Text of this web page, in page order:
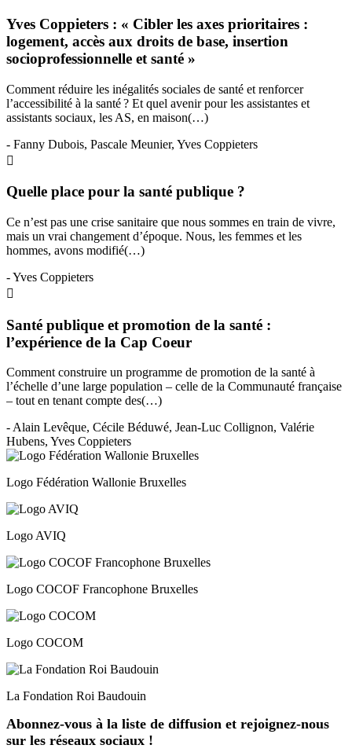
Yves Coppieters : « Cibler les axes prioritaires :
logement, accès aux droits de base, insertion
socioprofessionnelle et santé »
Comment réduire les inégalités sociales de santé et renforcer
l’accessibilité à la santé ? Et quel avenir pour les assistantes et
assistants sociaux, les AS, en maison(…)
- Fanny Dubois, Pascale Meunier, Yves Coppieters
Quelle place pour la santé publique ?
Ce n’est pas une crise sanitaire que nous sommes en train de vivre,
mais un vrai changement d’époque. Nous, les femmes et les
hommes, avons modifié(…)
- Yves Coppieters
Santé publique et promotion de la santé :
l’expérience de la Cap Coeur
Comment construire un programme de promotion de la santé à
l’échelle d’une large population – celle de la Communauté française
– tout en tenant compte des(…)
- Alain Levêque, Cécile Béduwé, Jean-Luc Collignon, Valérie
Hubens, Yves Coppieters
Logo Fédération Wallonie Bruxelles
Logo AVIQ
Logo COCOF Francophone Bruxelles
Logo COCOM
La Fondation Roi Baudouin
Abonnez-vous à la liste de diffusion et rejoignez-nous
sur les réseaux sociaux !